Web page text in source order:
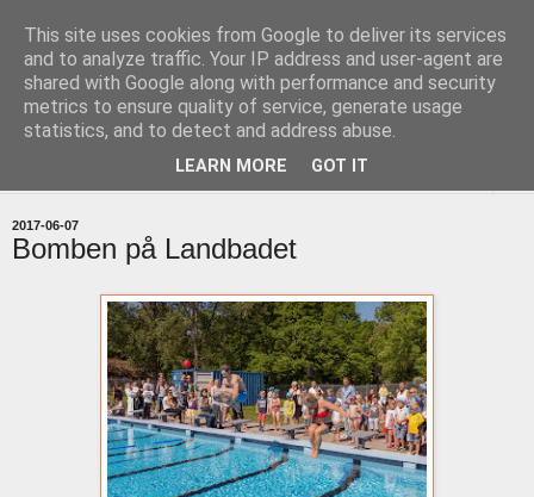
uddevallabloggen.se
med stort och smått från Uddevallas horisont
2017-06-07
Bomben på Landbadet
This site uses cookies from Google to deliver its services
and to analyze traffic. Your IP address and user-agent are
shared with Google along with performance and security
metrics to ensure quality of service, generate usage
statistics, and to detect and address abuse.
LEARN MORE GOT IT